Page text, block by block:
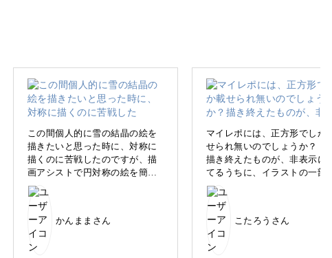
気軽に冬のお絵描きを楽しめますよ♪
マスムード高まるモチーフ、冬仕様の動物たちなどほっ
用して、にぎやかな一枚絵を完成させましょう。
この間個人的に雪の結晶の絵を
描きたいと思った時に、対称に
描くのに苦戦したのですが、描
画アシストで円対称の絵を簡単
に描けると知って感動‼︎
イラストの描き方自体はだいぶ
マスターした気がしますが、み
ずじ先生のような絵本に出てく
る可愛い動物のイラストを1から
描くのがそもそも難しい💦
かんままさん
マイレポには、正方形でしか載
せられ無いのでしょうか？
描き終えたものが、非表示にし
てるうちに、イラストの一部が
かけてたり、レイアーごと消え
てたりアクシデント続きで、な
にが悪いのかわかりめせんでし
たが、描き終えました。秋編に
入りたいとおもいます。
こたろうさん